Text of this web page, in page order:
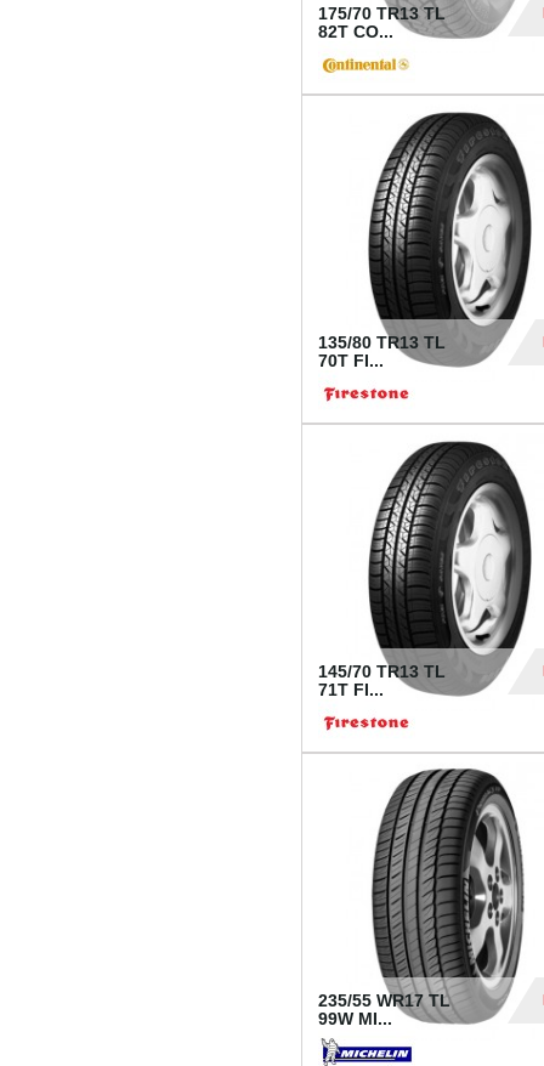
175/70 TR13 TL
82T CO...
135/80 TR13 TL
70T FI...
145/70 TR13 TL
71T FI...
235/55 WR17 TL
99W MI...